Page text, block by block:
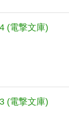
(電撃文庫)
(電撃文庫)